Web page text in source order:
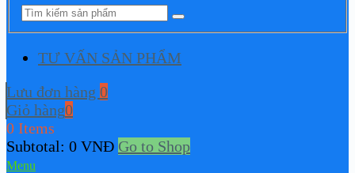
TƯ VẤN SẢN PHẨM
Lưu đơn hàng 0
Giỏ hàng0
0 Items
Subtotal: 0 VNĐ Go to Shop
Menu